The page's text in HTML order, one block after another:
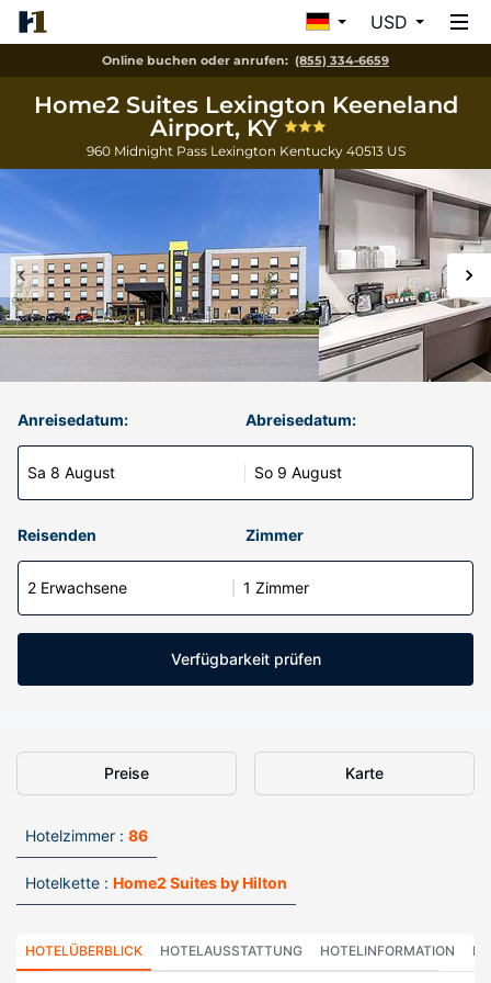
USD
Online buchen oder anrufen: (855) 334-6659
Home2 Suites Lexington Keeneland
Airport, KY
960 Midnight Pass Lexington Kentucky 40513 US
Anreisedatum:
Sa 8 August
Abreisedatum:
So 9 August
Reisenden Zimmer
2 Erwachsene 1 Zimmer
Verfügbarkeit prüfen
Preise Karte
Hotelzimmer : 86
Hotelkette : Home2 Suites by Hilton
HOTELÜBERBLICK HOTELAUSSTATTUNG HOTELINFORMATION